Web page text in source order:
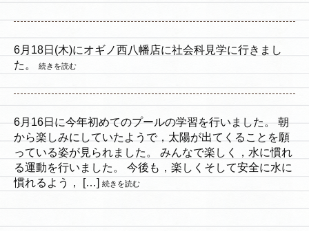
6月18日(木)にオギノ西八幡店に社会科見学に行きまし
た。
続きを読む
6月16日に今年初めてのプールの学習を行いました。 朝
から楽しみにしていたようで，太陽が出てくることを願
っている姿が見られました。 みんなで楽しく，水に慣れ
る運動を行いました。 今後も，楽しくそして安全に水に
慣れるよう， […] 続きを読む